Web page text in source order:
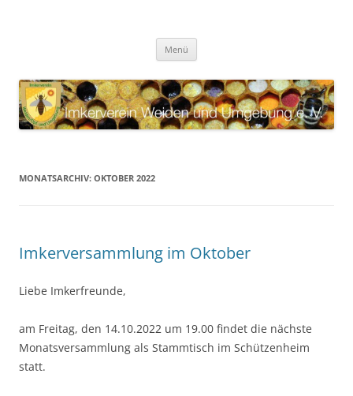
Umgebung e. V.
Menü
MONATSARCHIV: OKTOBER 2022
Imkerversammlung im Oktober
Liebe Imkerfreunde,
am Freitag, den 14.10.2022 um 19.00 findet die nächste
Monatsversammlung als Stammtisch im Schützenheim
statt.